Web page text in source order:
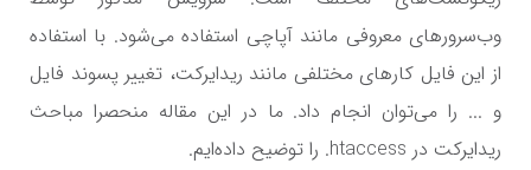
وب‌سرورهای معروفی مانند آپاچی استفاده می‌شود. با استفاده
از این فایل کارهای مختلفی مانند ریدایرکت، تغییر پسوند فایل
و ... را می‌توان انجام داد. ما در این مقاله منحصرا مباحث
ریدایرکت در htaccess. را توضیح داده‌ایم.